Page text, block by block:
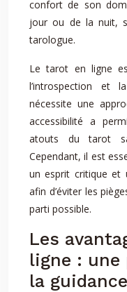
confort de son
jour ou de la nuit,
tarologue.
Le tarot en ligne
l’introspection et
nécessite une
accessibilité a
atouts du tarot
Cependant, il est
un esprit critique et
afin d’éviter les
parti possible.
Les
ligne : une
la guidance